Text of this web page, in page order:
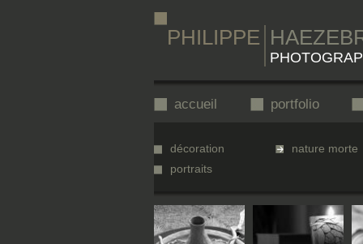
PHILIPPE
accueil portfolio
décoration
nature morte
portraits